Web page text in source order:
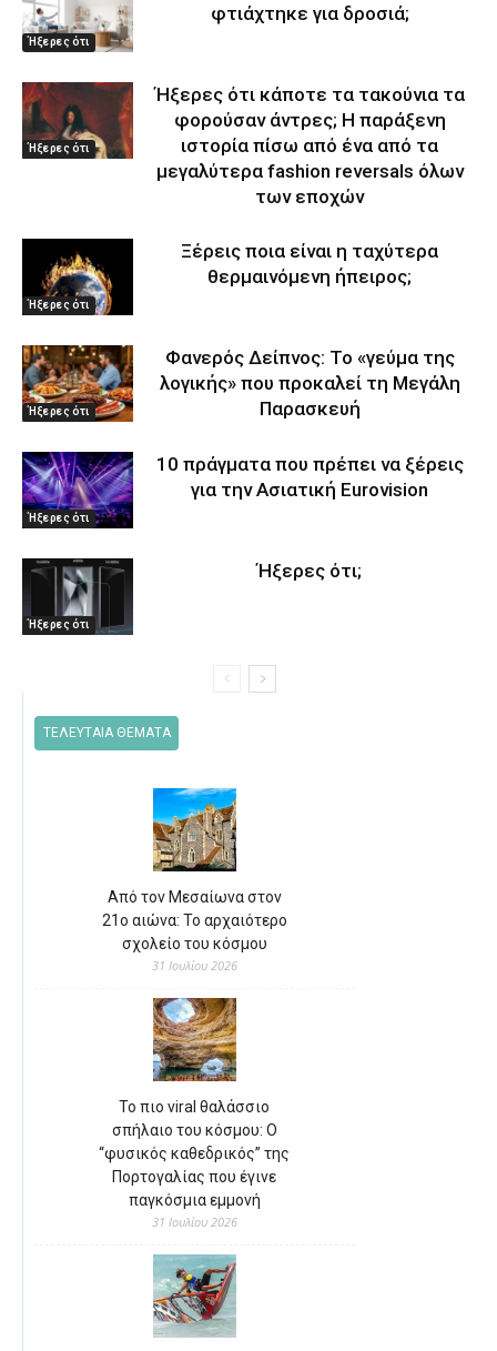
Ήξερες ότι
φτιάχτηκε για δροσιά;
Ήξερες ότι
Ήξερες ότι κάποτε τα τακούνια τα
φορούσαν άντρες; Η παράξενη
ιστορία πίσω από ένα από τα
μεγαλύτερα fashion reversals όλων
των εποχών
Ήξερες ότι
Ξέρεις ποια είναι η ταχύτερα
θερμαινόμενη ήπειρος;
Ήξερες ότι
Φανερός Δείπνος: Το «γεύμα της
λογικής» που προκαλεί τη Μεγάλη
Παρασκευή
Ήξερες ότι
10 πράγματα που πρέπει να ξέρεις
για την Ασιατική Eurovision
Ήξερες ότι
Ήξερες ότι;
ΤΕΛΕΥΤΑΙΑ ΘΕΜΑΤΑ
Από τον Μεσαίωνα στον
21ο αιώνα: Το αρχαιότερο
σχολείο του κόσμου
31 Ιουλίου 2026
Το πιο viral θαλάσσιο
σπήλαιο του κόσμου: Ο
“φυσικός καθεδρικός” της
Πορτογαλίας που έγινε
παγκόσμια εμμονή
31 Ιουλίου 2026